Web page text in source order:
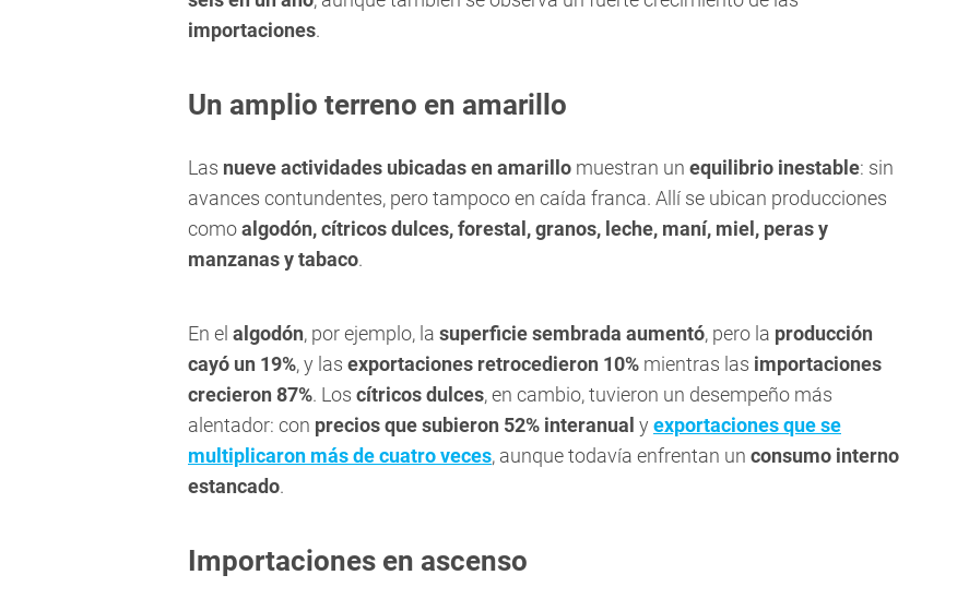
importaciones.
Un amplio terreno en amarillo
Las nueve actividades ubicadas en amarillo muestran un equilibrio inestable: sin
avances contundentes, pero tampoco en caída franca. Allí se ubican producciones
comoalgodón, cítricos dulces, forestal, granos, leche, maní, miel, peras y
manzanas y tabaco.
En el algodón, por ejemplo, la superficie sembrada aumentó, pero la producción
cayó un 19%, y las exportaciones retrocedieron 10% mientras las importaciones
crecieron 87%. Los cítricos dulces, en cambio, tuvieron un desempeño más
alentador: con precios que subieron 52% interanual y exportaciones que se
multiplicaron más de cuatro veces, aunque todavía enfrentan un consumo interno
estancado.
Importaciones en ascenso